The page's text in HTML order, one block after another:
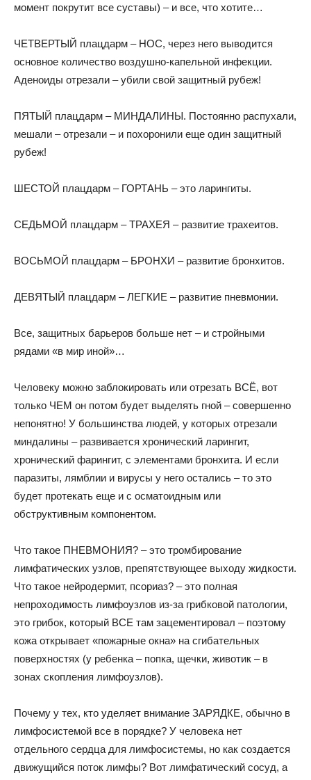
момент покрутит все суставы) – и все, что хотите…
ЧЕТВЕРТЫЙ плацдарм – НОС, через него выводится
основное количество воздушно-капельной инфекции.
Аденоиды отрезали – убили свой защитный рубеж!
ПЯТЫЙ плацдарм – МИНДАЛИНЫ. Постоянно распухали,
мешали – отрезали – и похоронили еще один защитный
рубеж!
ШЕСТОЙ плацдарм – ГОРТАНЬ – это ларингиты.
СЕДЬМОЙ плацдарм – ТРАХЕЯ – развитие трахеитов.
ВОСЬМОЙ плацдарм – БРОНХИ – развитие бронхитов.
ДЕВЯТЫЙ плацдарм – ЛЕГКИЕ – развитие пневмонии.
Все, защитных барьеров больше нет – и стройными
рядами «в мир иной»…
Человеку можно заблокировать или отрезать ВСЁ, вот
только ЧЕМ он потом будет выделять гной – совершенно
непонятно! У большинства людей, у которых отрезали
миндалины – развивается хронический ларингит,
хронический фарингит, с элементами бронхита. И если
паразиты, лямблии и вирусы у него остались – то это
будет протекать еще и с осматоидным или
обструктивным компонентом.
Что такое ПНЕВМОНИЯ? – это тромбирование
лимфатических узлов, препятствующее выходу жидкости.
Что такое нейродермит, псориаз? – это полная
непроходимость лимфоузлов из-за грибковой патологии,
это грибок, который ВСЕ там зацементировал – поэтому
кожа открывает «пожарные окна» на сгибательных
поверхностях (у ребенка – попка, щечки, животик – в
зонах скопления лимфоузлов).
Почему у тех, кто уделяет внимание ЗАРЯДКЕ, обычно в
лимфосистемой все в порядке? У человека нет
отдельного сердца для лимфосистемы, но как создается
движущийся поток лимфы? Вот лимфатический сосуд, а